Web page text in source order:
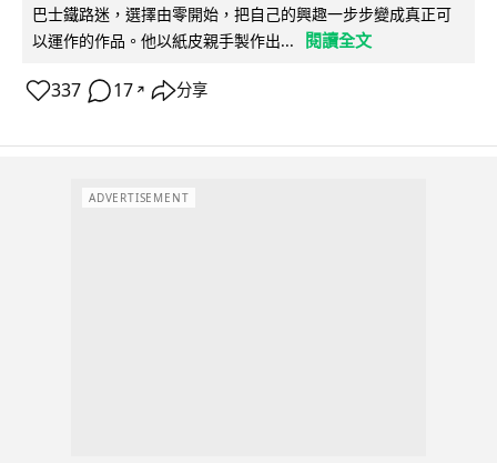
巴士鐵路迷，選擇由零開始，把自己的興趣一步步變成真正可
以運作的作品。他以紙皮親手製作出...
閱讀全文
337 17 ↗ 分享
ADVERTISEMENT